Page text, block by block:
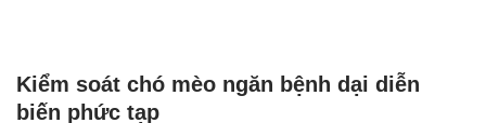
Kiểm soát chó mèo ngăn bệnh dại diễn
biến phức tạp